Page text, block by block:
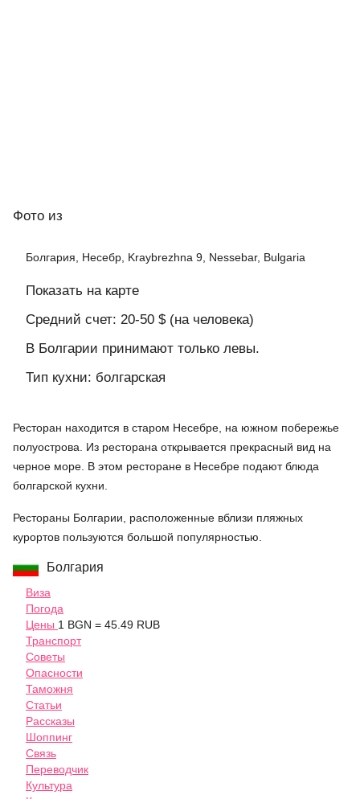
Фото из
Болгария, Несебр, Kraybrezhna 9, Nessebar, Bulgaria
Показать на карте
Средний счет: 20-50 $ (на человека)
В Болгарии принимают только левы.
Тип кухни: болгарская
Ресторан находится в старом Несебре, на южном побережье
полуострова. Из ресторана открывается прекрасный вид на
черное море. В этом ресторане в Несебре подают блюда
болгарской кухни.
Рестораны Болгарии, расположенные вблизи пляжных
курортов пользуются большой популярностью.
Болгария
Виза
Погода
Цены 1 BGN = 45.49 RUB
Транспорт
Советы
Опасности
Таможня
Статьи
Рассказы
Шоппинг
Связь
Переводчик
Культура